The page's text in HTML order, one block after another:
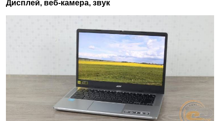
Дисплей, веб-камера, звук